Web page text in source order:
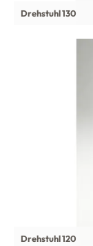
Drehstuhl 130
Drehstuhl 120